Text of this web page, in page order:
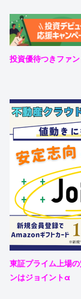
投資優待つきファ
東証プライム上場
ンはジョイントα